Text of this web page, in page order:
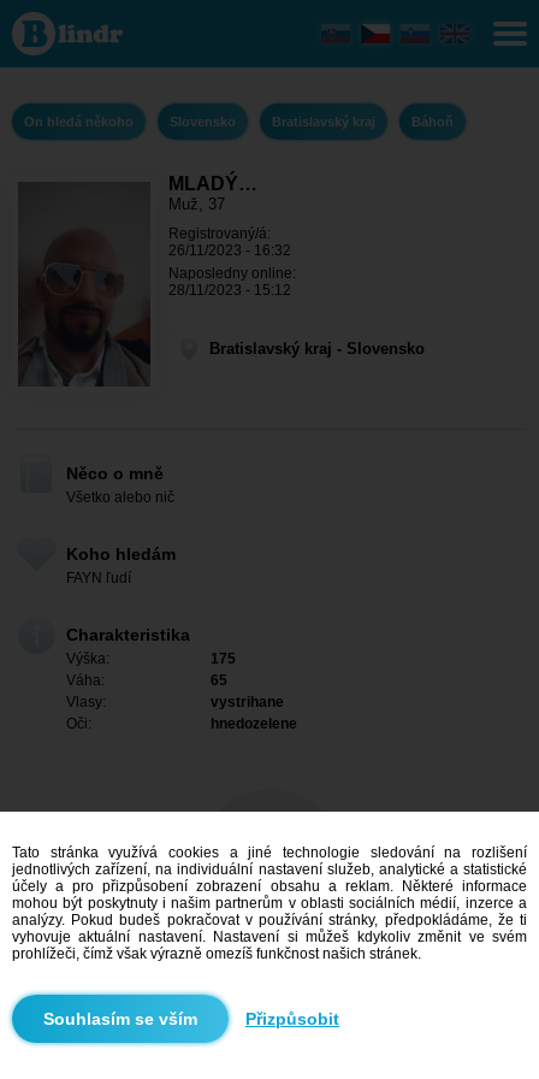
MLADÝ
CHLAP - On
hledá
někoho
kraj - Báhoň
On hledá někoho Slovensko Bratislavský kraj Báhoň
MLADÝ…
Muž, 37
Registrovaný/á:
26/11/2023 - 16:32
Naposledny online:
28/11/2023 - 15:12
Bratislavský kraj - Slovensko
Něco o mně
Všetko alebo nič
Koho hledám
FAYN ľudí
Charakteristika
Výška:
175
Váha:
65
Vlasy:
vystrihane
Oči:
hnedozelene
Mám zájem
Vyhledávání
Tato stránka využívá cookies a jiné technologie sledování na rozlišení
jednotlivých zařízení, na individuální nastavení služeb, analytické a statistické
účely a pro přizpůsobení zobrazení obsahu a reklam. Některé informace
mohou být poskytnuty i našim partnerům v oblasti sociálních médií, inzerce a
analýzy. Pokud budeš pokračovat v používání stránky, předpokládáme, že ti
vyhovuje aktuální nastavení. Nastavení si můžeš kdykoliv změnit ve svém
prohlížeči, čímž však výrazně omezíš funkčnost našich stránek.
Přizpůsobit